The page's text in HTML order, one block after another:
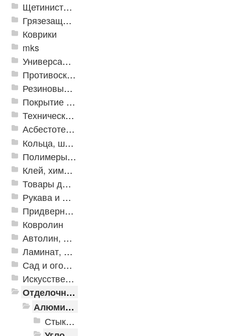
Щетинистые покрытия
Грязезащитные, влаговпитывающие покрытия
Коврики
mks
Универсальные модульные покрытия
Противоскользящая защита для лестниц, профили, ленты
Резиновые и ПВХ дорожки
Покрытие из резиновой крошки
Техническая резина
Асбестотехнические и теплоизоляционные материалы
Кольца, шайбы, манжеты
Полимеры и пластики
Клей, химия, сопутствующие товары
Товары для дома
Рукава и шланги промышленные
Придверные решетки
Ковролин
Автолин, Транслин, Линолеум
Ламинат, Кварцвиниловая плитка SPC
Сад и огород
Искусственная трава
Отделочные профили
Алюминиевые пороги
Стыкоперекрывающие алюминиевые пороги